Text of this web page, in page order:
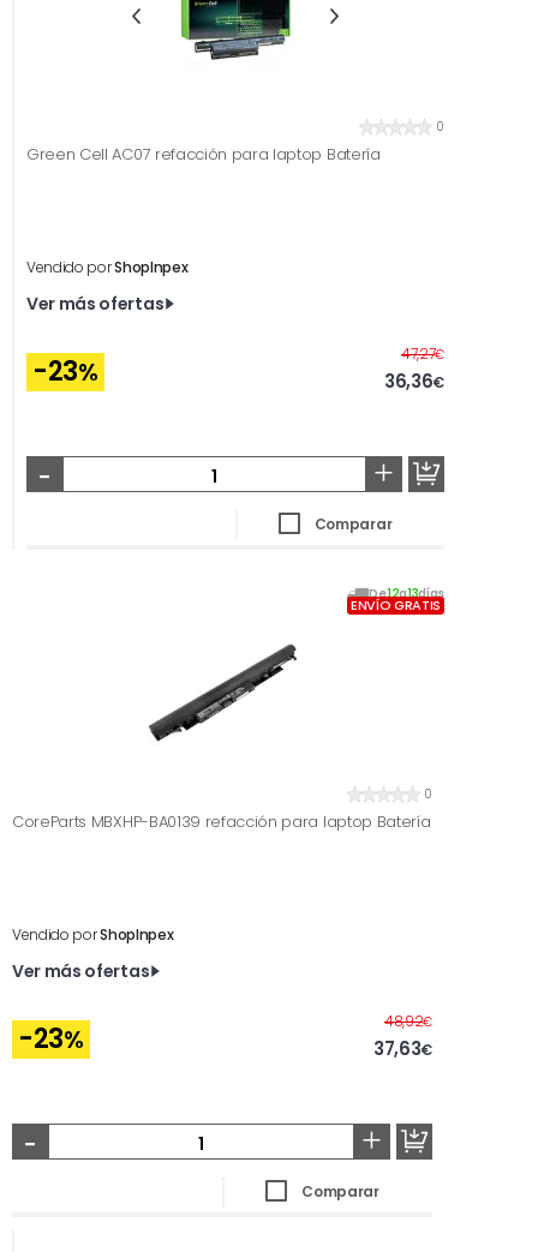
0
Green Cell AC07 refacción para laptop Batería
Vendido porShopInpex
Ver más ofertas
-23%
47,27€Antes
36,36€
- +
Comparar
De12a13días
ENVÍO GRATIS
0
CoreParts MBXHP-BA0139 refacción para laptop Batería
Vendido porShopInpex
Ver más ofertas
-23%
48,92€Antes
37,63€
- +
Comparar